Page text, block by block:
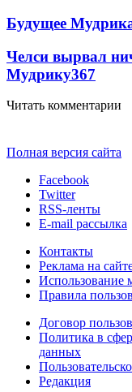
Будущее
Челси вырвал
Мудрику367
Читать комментарии
Полная версия сайта
Facebook
Twitter
RSS-ленты
E-mail рассылка
Контакты
Реклама на
Использование
Правила
Договор
Политика в
данных
Редакция